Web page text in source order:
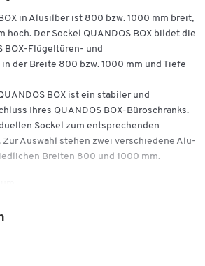
in Alusilber ist 800 bzw. 1000 mm breit,
Der Sockel QUANDOS BOX bildet die
BOX-Flügeltüren- und
der Breite 800 bzw. 1000 mm und Tiefe
BOX ist ein stabiler und
Ihres QUANDOS BOX-Büroschranks.
Sockel zum entsprechenden
Zur Auswahl stehen zwei verschiedene Alu-
Breiten 800 und 1000 mm.